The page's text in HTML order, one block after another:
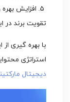
۵. افزایش
تقویت برند در
با بهره گیری
استراتژی
دیجیتال